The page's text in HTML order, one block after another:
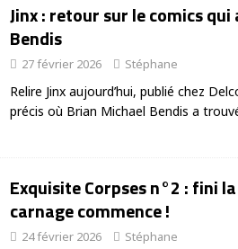
Jinx : retour sur le comics
Bendis
27 février 2026 Stéphane
Relire Jinx aujourd’hui, publié chez
précis où Brian Michael Bendis a
Exquisite Corpses n°2 : fini
carnage commence !
24 février 2026 Stéphane